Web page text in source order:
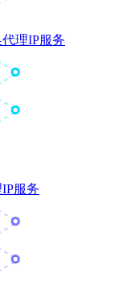
理IP服务
服务